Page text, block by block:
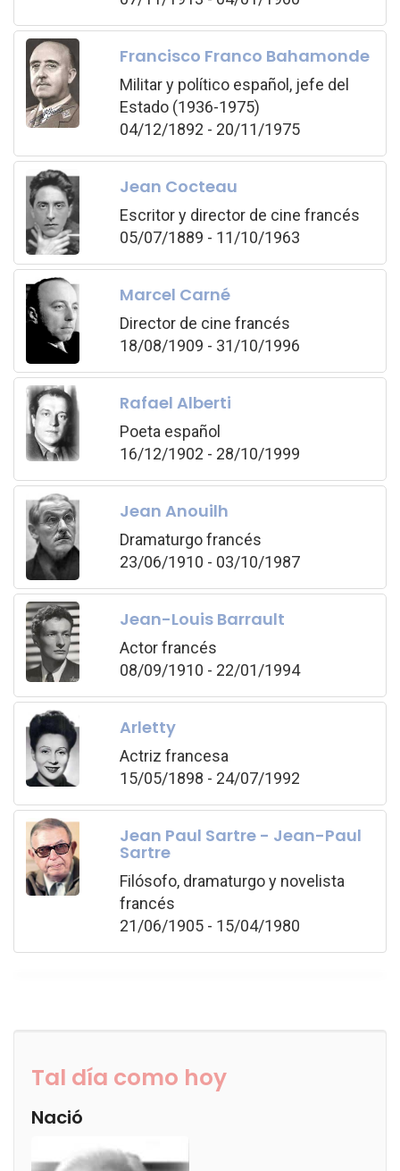
Francisco Franco Bahamonde
Militar y político español, jefe del
Estado (1936-1975)
04/12/1892 - 20/11/1975
Jean Cocteau
Escritor y director de cine francés
05/07/1889 - 11/10/1963
Marcel Carné
Director de cine francés
18/08/1909 - 31/10/1996
Rafael Alberti
Poeta español
16/12/1902 - 28/10/1999
Jean Anouilh
Dramaturgo francés
23/06/1910 - 03/10/1987
Jean-Louis Barrault
Actor francés
08/09/1910 - 22/01/1994
Arletty
Actriz francesa
15/05/1898 - 24/07/1992
Jean Paul Sartre - Jean-Paul
Sartre
Filósofo, dramaturgo y novelista
francés
21/06/1905 - 15/04/1980
Tal día como hoy
Nació